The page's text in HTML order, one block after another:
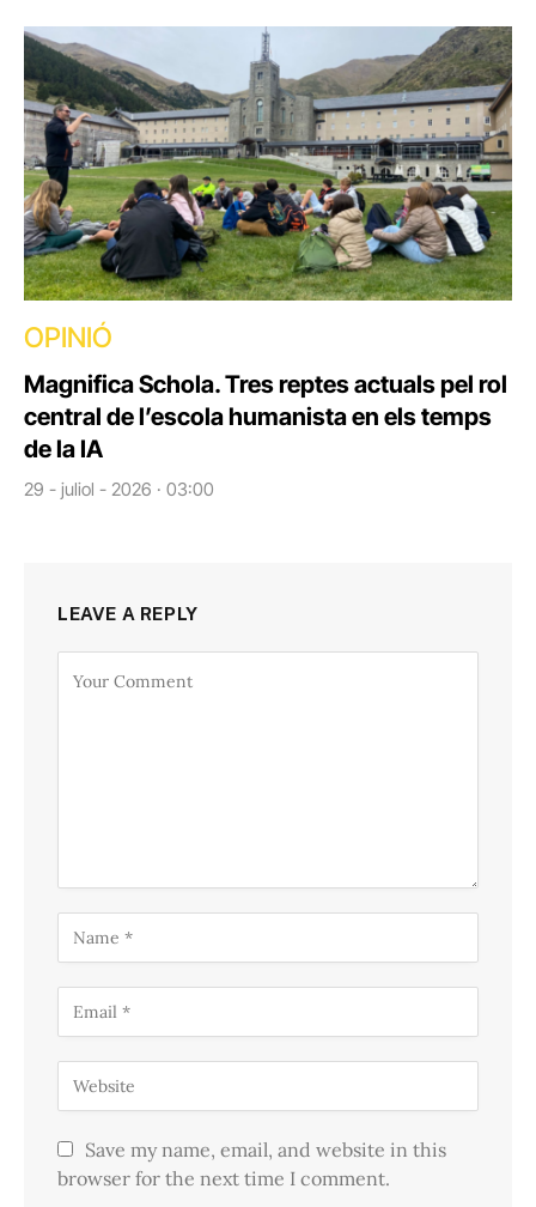
OPINIÓ
Magnifica Schola. Tres reptes actuals pel rol
central de l’escola humanista en els temps
de la IA
29 - juliol - 2026 · 03:00
LEAVE A REPLY
Save my name, email, and website in this
browser for the next time I comment.